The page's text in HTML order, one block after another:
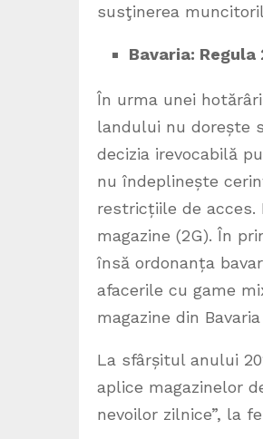
susţinerea
Bavaria:
În urma unei
landului nu dorește
decizia irevocabilă
nu îndeplinește
restricțiile de acces.
magazine (2G). În
însă ordonanța
afacerile cu game
magazine din
La sfârșitul anului
aplice magazinelor
nevoilor zilnice”, la